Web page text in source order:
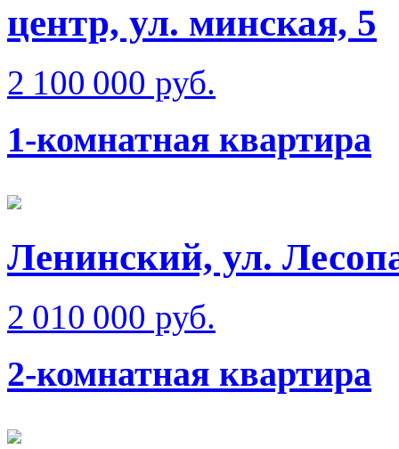
центр, ул. минская, 5
2 100 000 руб.
1-комнатная квартира
Ленинский, ул.
2 010 000 руб.
2-комнатная квартира